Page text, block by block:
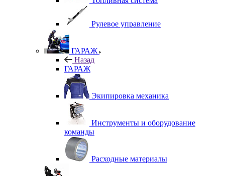
Рулевое управление
ГАРАЖ
Назад
ГАРАЖ
Экипировка механика
Инструменты и оборудование
команды
Расходные материалы